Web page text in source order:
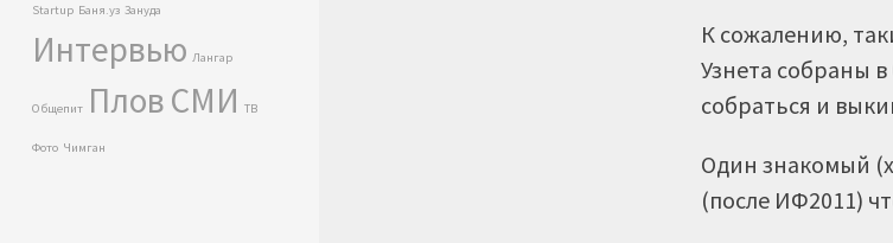
Startup Баня.уз Зануда
Интервью Лангар
Общепит ПловСМИ ТВ
Фото Чимган
К сожалению,
Узнета собраны
собраться и
Один знакомый
(после ИФ2011)